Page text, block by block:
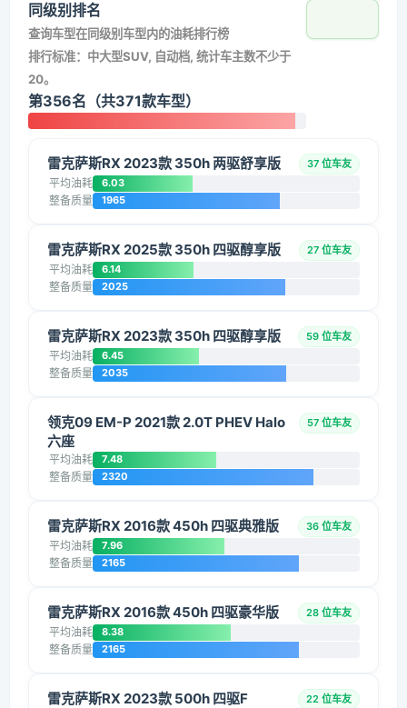
同级别排名
查询车型在同级别车型内的油耗排行榜
排行标准：中大型SUV, 自动档, 统计车主数不少于
20。
第356名（共371款车型）
雷克萨斯RX 2023款 350h 两驱舒享版 37 位车友
平均油耗 6.03
整备质量 1965
雷克萨斯RX 2025款 350h 四驱醇享版 27 位车友
平均油耗 6.14
整备质量 2025
雷克萨斯RX 2023款 350h 四驱醇享版 59 位车友
平均油耗 6.45
整备质量 2035
领克09 EM-P 2021款 2.0T PHEV Halo
六座
57 位车友
平均油耗 7.48
整备质量 2320
雷克萨斯RX 2016款 450h 四驱典雅版 36 位车友
平均油耗 7.96
整备质量 2165
雷克萨斯RX 2016款 450h 四驱豪华版 28 位车友
平均油耗 8.38
整备质量 2165
雷克萨斯RX 2023款 500h 四驱F
22 位车友